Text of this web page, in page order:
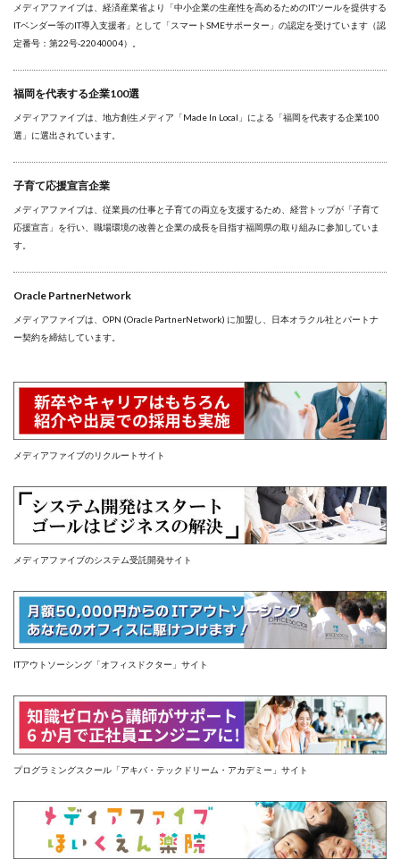
メディアファイブは、経済産業省より「中小企業の生産性を高めるためのITツールを提供する
ITベンダー等のIT導入支援者」として「スマートSMEサポーター」の認定を受けています（認
定番号：第22号-22040004）。
福岡を代表する企業100選
メディアファイブは、地方創生メディア「Made In Local」による「福岡を代表する企業100
選」に選出されています。
子育て応援宣言企業
メディアファイブは、従業員の仕事と子育ての両立を支援するため、経営トップが「子育て
応援宣言」を行い、職場環境の改善と企業の成長を目指す福岡県の取り組みに参加していま
す。
Oracle PartnerNetwork
メディアファイブは、OPN (Oracle PartnerNetwork) に加盟し、日本オラクル社とパートナ
ー契約を締結しています。
メディアファイブのリクルートサイト
メディアファイブのシステム受託開発サイト
ITアウトソーシング「オフィスドクター」サイト
プログラミングスクール「アキバ・テックドリーム・アカデミー」サイト